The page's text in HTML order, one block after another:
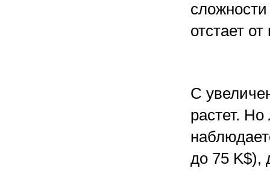
отстает
С
растет. Но
до 75 K$),